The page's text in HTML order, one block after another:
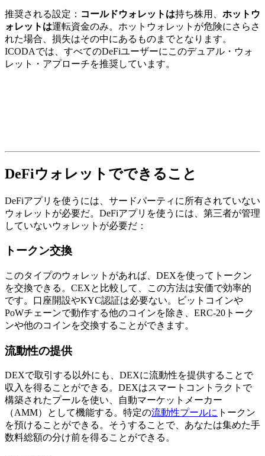
推奨される設定： コールドウォレットは持ち株用、 ホットウ
ォレットは運転資金のみ。ホットウォレットが危険にさらさ
れた場合、損失はその中にあるものまでとなります。
ICODAでは、すべてのDeFiユーザーにこのデュアル・ウォ
レット・アプローチを推奨しています。
DeFiウォレットでできること
DeFiアプリを使うには、サードパーティに所有されていない
ウォレットが必要だ。DeFiアプリを使うには、第三者が管理
していないウォレットが必要だ：
トークン交換
このタイプのウォレットがあれば、DEXを使ってトークン
を交換できる。CEXと比較して、この方法は安価で効率的
です。口座開設やKYC認証は必要ない。ビットコインや
PoWチェーンで動作する他のコインを除き、ERC-20トーク
ンや他のコインを交換することができます。
流動性の提供
DEXで取引する以外にも、DEXに流動性を提供することで
収入を得ることができる。DEXはスマートコントラクトで
構築されたプールを使い、自動マーケットメーカー
（AMM）として機能する。特定の流動性プールに トークン
を預けることができる。そうすることで、あなたは集めた手
数料総額の分け前を得ることができる。